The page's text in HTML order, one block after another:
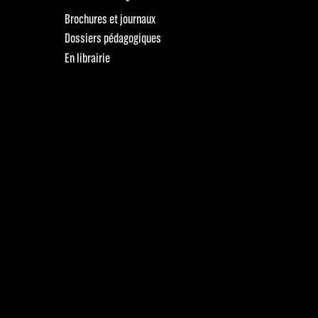
Brochures et journaux
Dossiers pédagogiques
En librairie